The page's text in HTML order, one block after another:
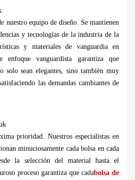
nuestro equipo de diseño. Se mantienen
y tecnologías de la industria de la
y materiales de vanguardia en
enfoque vanguardista garantiza que
solo sean elegantes, sino también muy
las demandas cambiantes de
prioridad. Nuestros especialistas en
minuciosamente cada bolsa en cada
la selección del material hasta el
proceso garantiza que cadabolsa de